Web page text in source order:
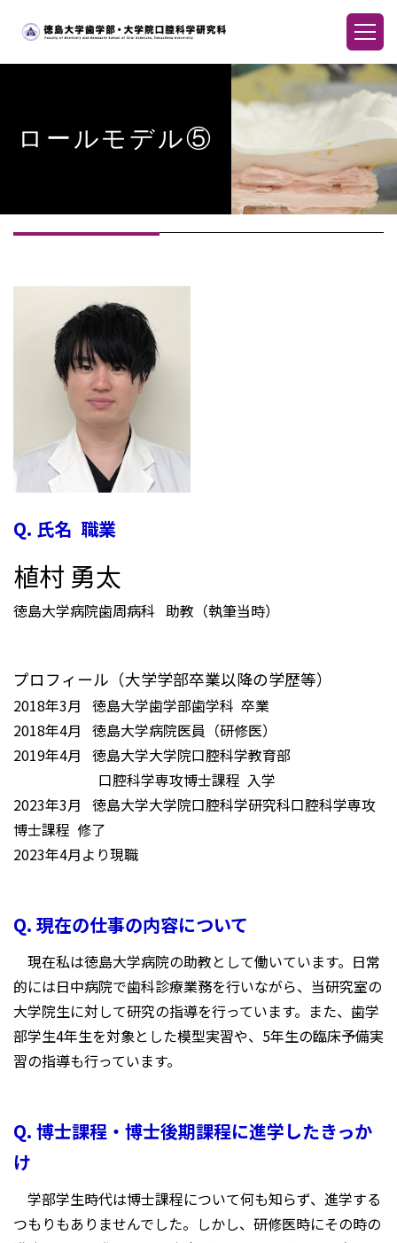
ロールモデル⑤
Q. 氏名 職業
植村 勇太
徳島大学病院歯周病科 助教（執筆当時）
プロフィール（大学学部卒業以降の学歴等）
2018年3月 徳島大学歯学部歯学科 卒業
2018年4月 徳島大学病院医員（研修医）
2019年4月 徳島大学大学院口腔科学教育部
口腔科学専攻博士課程 入学
2023年3月 徳島大学大学院口腔科学研究科口腔科学専攻
博士課程 修了
2023年4月より現職
Q. 現在の仕事の内容について
現在私は徳島大学病院の助教として働いています。日常
的には日中病院で歯科診療業務を行いながら、当研究室の
大学院生に対して研究の指導を行っています。また、歯学
部学生4年生を対象とした模型実習や、5年生の臨床予備実
習の指導も行っています。
Q. 博士課程・博士後期課程に進学したきっか
け
学部学生時代は博士課程について何も知らず、進学する
つもりもありませんでした。しかし、研修医時にその時の